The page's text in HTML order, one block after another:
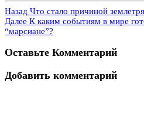
Назад Что стало причиной
Далее К каким событиям в мире
“марсиане”?
Оставьте Комментарий
Добавить комментарий